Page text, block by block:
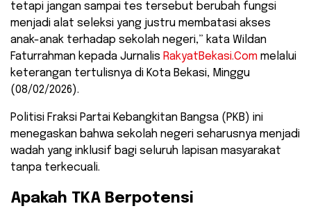
tetapi jangan sampai tes tersebut berubah fungsi
menjadi alat seleksi yang justru membatasi akses
anak-anak terhadap sekolah negeri,” kata Wildan
Faturrahman kepada Jurnalis RakyatBekasi.Com melalui
keterangan tertulisnya di Kota Bekasi, Minggu
(08/02/2026).
​Politisi Fraksi Partai Kebangkitan Bangsa (PKB) ini
menegaskan bahwa sekolah negeri seharusnya menjadi
wadah yang inklusif bagi seluruh lapisan masyarakat
tanpa terkecuali.
​Apakah TKA Berpotensi